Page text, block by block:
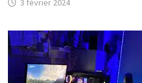
3 février 2024